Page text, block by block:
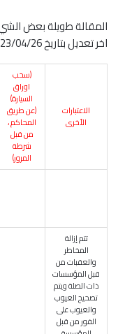
المقالة طويلة بعض
اخر تعديل بتاريخ 2023/04/26
الاعتبارات
الأخرى
(سحب
اوراق
السيارة)
(عن طريق
المحاكم ،
من قبل
شرطة
المرور)
تتم إزالة
المخاطر
والعقبات من
قبل المؤسسات
ذات الصلة ويتم
تصحيح العيوب
والعيوب على
الفور من قبل